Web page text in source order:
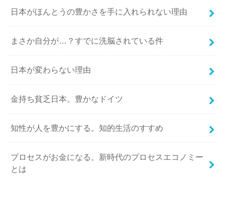
日本がほんとうの豊かさを手に入れられない理由
まさか自分が…？すでに洗脳されている件
日本が変わらない理由
金持ち貧乏日本。豊かなドイツ
知性が人を豊かにする。知的生活のすすめ
プロセスがお金になる。新時代のプロセスエコノミー
とは